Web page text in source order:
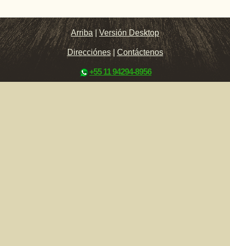
Arriba |Versión Desktop
Direcciónes| Contáctenos
+55 11 94294-8956